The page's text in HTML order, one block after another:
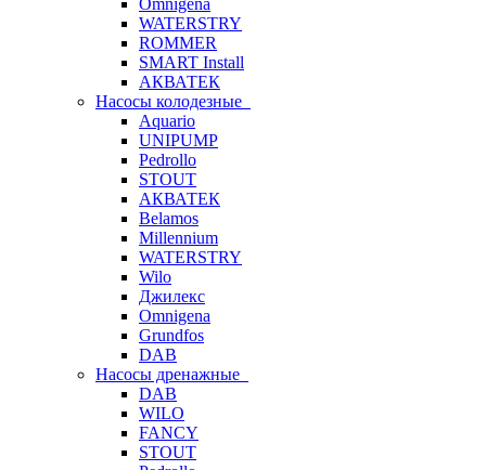
Omnigena
WATERSTRY
ROMMER
SMART Install
АКВАТЕК
Насосы колодезные
Aquario
UNIPUMP
Pedrollo
STOUT
АКВАТЕК
Belamos
Millennium
WATERSTRY
Wilo
Джилекс
Omnigena
Grundfos
DAB
Насосы дренажные
DAB
WILO
FANCY
STOUT